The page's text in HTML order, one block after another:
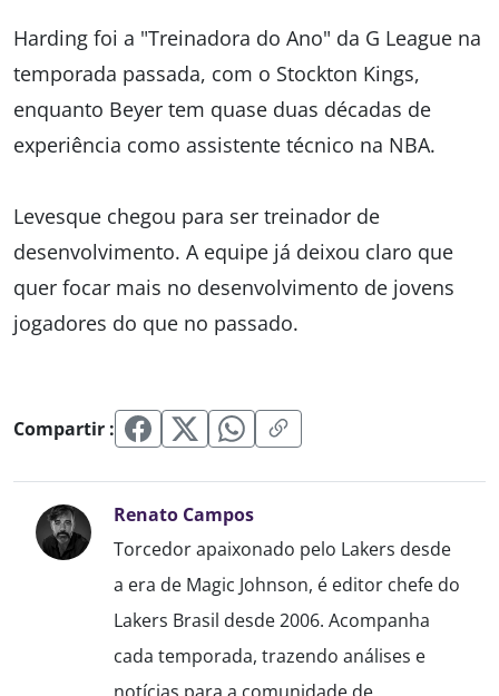
Harding foi a "Treinadora do Ano" da G League na
temporada passada, com o Stockton Kings,
enquanto Beyer tem quase duas décadas de
experiência como assistente técnico na NBA.
Levesque chegou para ser treinador de
desenvolvimento. A equipe já deixou claro que
quer focar mais no desenvolvimento de jovens
jogadores do que no passado.
Compartir :
Renato Campos
Torcedor apaixonado pelo Lakers desde
a era de Magic Johnson, é editor chefe do
Lakers Brasil desde 2006. Acompanha
cada temporada, trazendo análises e